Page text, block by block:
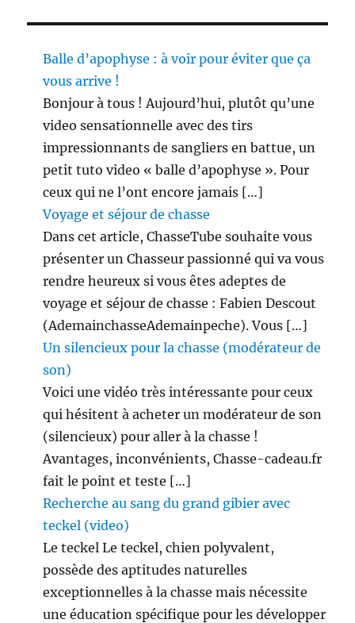
Balle d’apophyse : à voir pour éviter que ça
vous arrive !
Bonjour à tous ! Aujourd’hui, plutôt qu’une
video sensationnelle avec des tirs
impressionnants de sangliers en battue, un
petit tuto video « balle d’apophyse ». Pour
ceux qui ne l’ont encore jamais […]
Voyage et séjour de chasse
Dans cet article, ChasseTube souhaite vous
présenter un Chasseur passionné qui va vous
rendre heureux si vous êtes adeptes de
voyage et séjour de chasse : Fabien Descout
(AdemainchasseAdemainpeche). Vous […]
Un silencieux pour la chasse (modérateur de
son)
Voici une vidéo très intéressante pour ceux
qui hésitent à acheter un modérateur de son
(silencieux) pour aller à la chasse !
Avantages, inconvénients, Chasse-cadeau.fr
fait le point et teste […]
Recherche au sang du grand gibier avec
teckel (video)
Le teckel Le teckel, chien polyvalent,
possède des aptitudes naturelles
exceptionnelles à la chasse mais nécessite
une éducation spécifique pour les développer